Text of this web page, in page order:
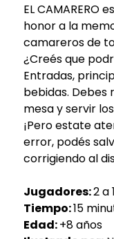
EL CAMARERO
honor a la
camareros de
¿Creés que
Entradas,
bebidas. Debes
mesa y servir
¡Pero estate
error, podés
corrigiendo al
Jugadores:2 a
Tiempo:15
Edad:+8 años